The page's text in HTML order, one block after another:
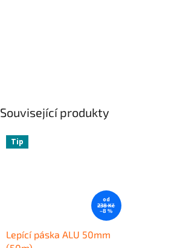
Související produkty
Tip
od
238 Kč
–8 %
Lepící páska ALU 50mm